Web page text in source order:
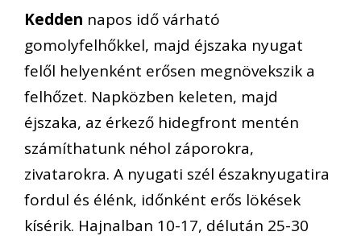
Kedden napos idő várható
gomolyfelhőkkel, majd éjszaka nyugat
felől helyenként erősen megnövekszik a
felhőzet. Napközben keleten, majd
éjszaka, az érkező hidegfront mentén
számíthatunk néhol záporokra,
zivatarokra. A nyugati szél északnyugatira
fordul és élénk, időnként erős lökések
kísérik. Hajnalban 10-17, délután 25-30